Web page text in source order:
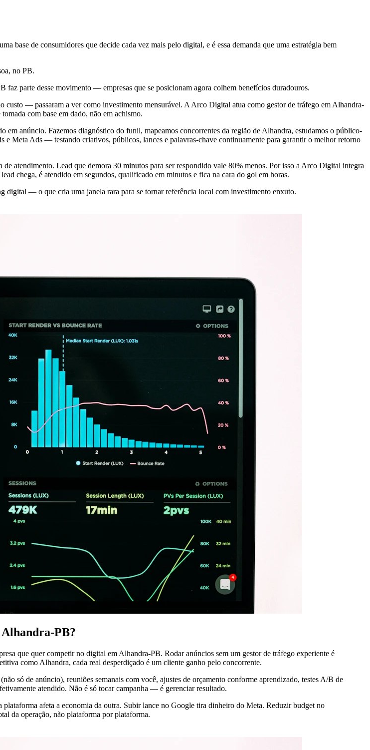
base de consumidores que decide cada vez mais pelo digital, e é essa demanda que uma estratégia bem
no PB.
parte desse movimento — empresas que se posicionam agora colhem benefícios duradouros.
custo — passaram a ver como investimento mensurável. A Arco Digital atua como gestor de tráfego em Alhandra-
com base em dado, não em achismo.
anúncio. Fazemos diagnóstico do funil, mapeamos concorrentes da região de Alhandra, estudamos o público-
e Meta Ads — testando criativos, públicos, lances e palavras-chave continuamente para garantir o melhor retorno
atendimento. Lead que demora 30 minutos para ser respondido vale 80% menos. Por isso a Arco Digital integra
chega, é atendido em segundos, qualificado em minutos e fica na cara do gol em horas.
digital — o que cria uma janela rara para se tornar referência local com investimento enxuto.
Alhandra-PB?
que quer competir no digital em Alhandra-PB. Rodar anúncios sem um gestor de tráfego experiente é
como Alhandra, cada real desperdiçado é um cliente ganho pelo concorrente.
só de anúncio), reuniões semanais com você, ajustes de orçamento conforme aprendizado, testes A/B de
atendido. Não é só tocar campanha — é gerenciar resultado.
afeta a economia da outra. Subir lance no Google tira dinheiro do Meta. Reduzir budget no
da operação, não plataforma por plataforma.